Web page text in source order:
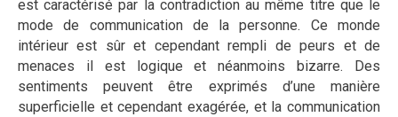
est caractérisé par la contradiction au même titre que le
mode de communication de la personne. Ce monde
intérieur est sûr et cependant rempli de peurs et de
menaces il est logique et néanmoins bizarre. Des
sentiments peuvent être exprimés d’une manière
superficielle et cependant exagérée, et la communication